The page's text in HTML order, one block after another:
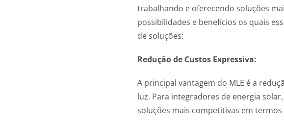
trabalhando e oferecendo soluções
possibilidades e benefícios os quais
de soluções:
Redução de Custos Expressiva:
A principal vantagem do MLE é a
luz. Para integradores de energia
soluções mais competitivas em